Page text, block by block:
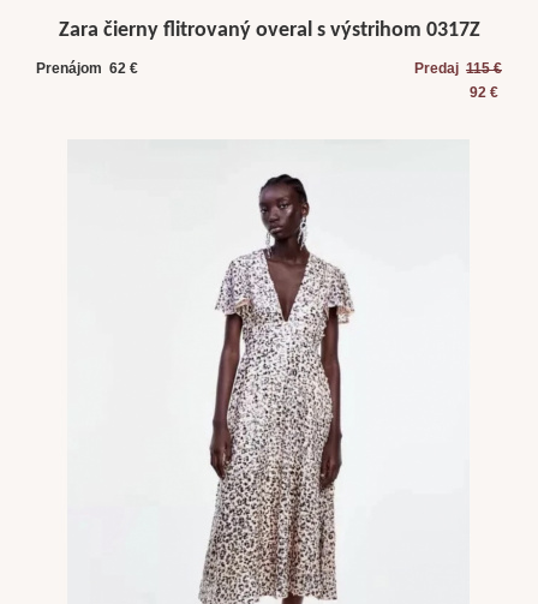
Zara čierny flitrovaný overal s výstrihom 0317Z
Prenájom 62 € Predaj 115 €
92 €